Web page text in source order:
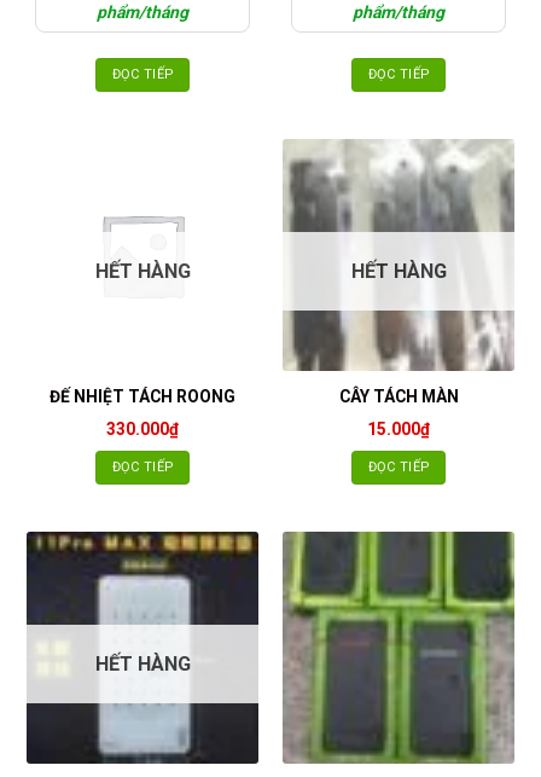
phẩm/tháng
ĐỌC TIẾP
phẩm/tháng
ĐỌC TIẾP
HẾT HÀNG
ĐẾ NHIỆT TÁCH ROONG
330.000₫
ĐỌC TIẾP
HẾT HÀNG
CÂY TÁCH MÀN
15.000₫
ĐỌC TIẾP
HẾT HÀNG